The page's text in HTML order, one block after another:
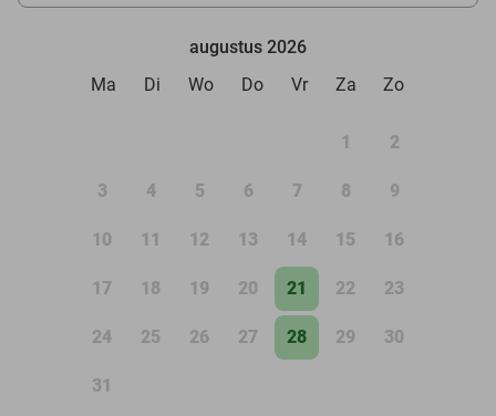
augustus 2026
Ma
Di Wo Do Vr Za Zo
1 2
3 4 5 6 7 8 9
10 11 12 13 14 15 16
17 18 19 20 21 22 23
24 25 26 27 28 29 30
31